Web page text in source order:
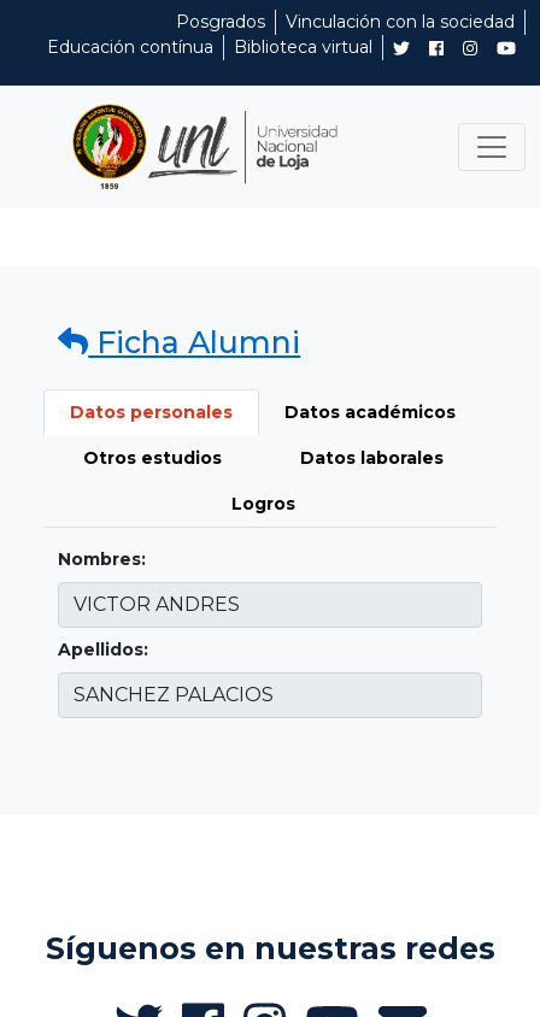
Posgrados
Vinculación con la sociedad
Educación contínua
Biblioteca virtual
Ficha Alumni
Datos personales Datos académicos
Otros estudios Datos laborales
Logros
Nombres:
Apellidos:
Síguenos en nuestras redes